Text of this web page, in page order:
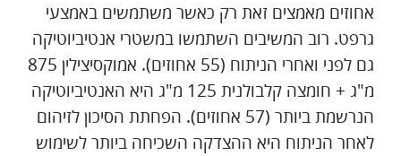
אחוזים מאמצים זאת רק כאשר משתמשים באמצעי
גרפט. רוב המשיבים השתמשו במשטרי אנטיביוטיקה
גם לפני ואחרי הניתוח (55 אחוזים). אמוקסיצילין 875
מ"ג + חומצה קלבולנית 125 מ"ג היא האנטיביוטיקה
הנרשמת ביותר (57 אחוזים). הפחתת הסיכון לזיהום
לאחר הניתוח היא ההצדקה השכיחה ביותר לשימוש